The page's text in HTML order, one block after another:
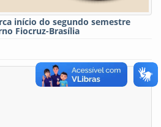
início do segundo semestre
Fiocruz-Brasília